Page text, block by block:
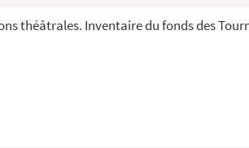
théâtrales. Inventaire du fonds des